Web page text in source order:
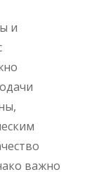
и
важно